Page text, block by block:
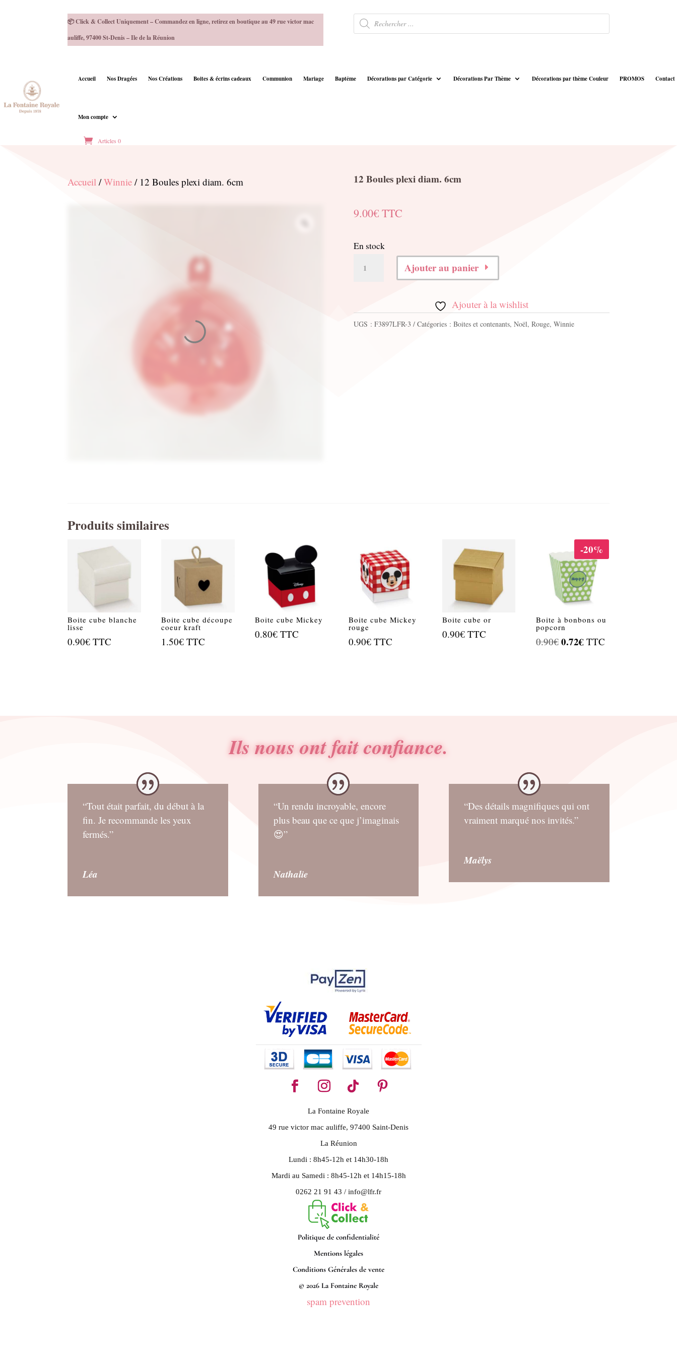
📦 Click & Collect Uniquement – Commandez en ligne, retirez en boutique au 49 rue victor mac
auliffe, 97400 St-Denis – Ile de la Réunion
Recherche
de
produits
Accueil Nos Dragées Nos Créations Boites & écrins cadeaux Communion Mariage Baptême Décorations par Catégorie Décorations Par Thème Décorations par thème Couleur PROMOS Contact
Mon compte
Articles 0
Accueil /Winnie / 12 Boules plexi diam. 6cm 12 Boules plexi diam. 6cm
9.00€ TTC
En stock
Boules
plexi
Ajouter au panier
Ajouter à la wishlist
UGS : F3897LFR-3 Catégories : Boites et contenants, Noël, Rouge, Winnie
Produits similaires
Boite cube blanche
lisse
0.90€ TTC
Boite cube découpe
coeur kraft
1.50€ TTC
Boite cube Mickey
0.80€ TTC
Boite cube Mickey
rouge
0.90€ TTC
Boite cube or
0.90€ TTC
-20%
Boite à bonbons ou
popcorn
0.90€Le
0.72€ Le
TTC
Ils nous ont fait confiance.
“Tout était parfait, du début à la
fin. Je recommande les yeux
fermés.”
Léa
“Un rendu incroyable, encore
plus beau que ce que j’imaginais
😍”
Nathalie
“Des détails magnifiques qui ont
vraiment marqué nos invités.”
Maëlys
La Fontaine Royale
49 rue victor mac auliffe, 97400 Saint-Denis
La Réunion
Lundi : 8h45-12h et 14h30-18h
Mardi au Samedi : 8h45-12h et 14h15-18h
0262 21 91 43 / info@lfr.fr
Politique de confidentialité
Mentions légales
Conditions Générales de vente
© 2026 La Fontaine Royale
spam prevention